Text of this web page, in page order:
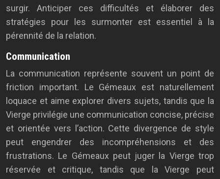
surgir. Anticiper ces difficultés et élaborer des
stratégies pour les surmonter est essentiel à la
pérennité de la relation.
Communication
La communication représente souvent un point de
friction important. Le Gémeaux est naturellement
loquace et aime explorer divers sujets, tandis que la
Vierge privilégie une communication concise, précise
et orientée vers l’action. Cette divergence de style
peut engendrer des incompréhensions et des
frustrations. Le Gémeaux peut juger la Vierge trop
réservée et critique, tandis que la Vierge peut